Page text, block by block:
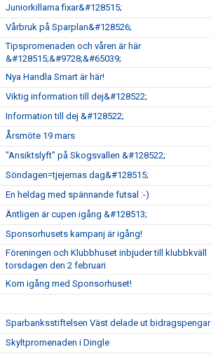
Juniorkillarna fixar&#128515;
Vårbruk på Sparplan&#128526;
Tipspromenaden och våren är här
&#128515;&#9728;&#65039;
Nya Handla Smart är här!
Viktig information till dej&#128522;
Information till dej &#128522;
Årsmöte 19 mars
"Ansiktslyft" på Skogsvallen &#128522;
Söndagen=tjejernas dag&#128515;
En heldag med spännande futsal :-)
Äntligen är cupen igång &#128513;
Sponsorhusets kampanj är igång!
Föreningen och Klubbhuset inbjuder till klubbkväll
torsdagen den 2 februari
Kom igång med Sponsorhuset!
Sparbanksstiftelsen Väst delade ut bidragspengar
Skyltpromenaden i Dingle